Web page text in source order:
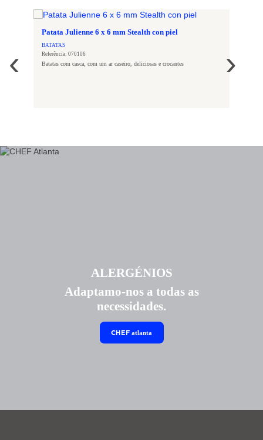
Patata Julienne 6 x 6 mm Stealth con piel
BATATAS
Referência: 070106
Batatas com casca, com um ar caseiro, deliciosas e crocantes
‹ ›
ALERGÉNIOS
Adaptamo-nos a todas as
necessidades.
CHEF atlanta